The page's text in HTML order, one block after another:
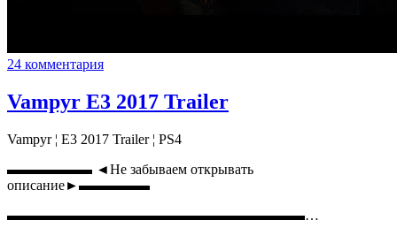
24 комментария
Vampyr E3 2017 Trailer
Vampyr ¦ E3 2017 Trailer ¦ PS4
▬▬▬▬▬▬ ◄Не забываем открывать
описание►▬▬▬▬▬
▬▬▬▬▬▬▬▬▬▬▬▬▬▬▬▬▬▬▬▬▬…